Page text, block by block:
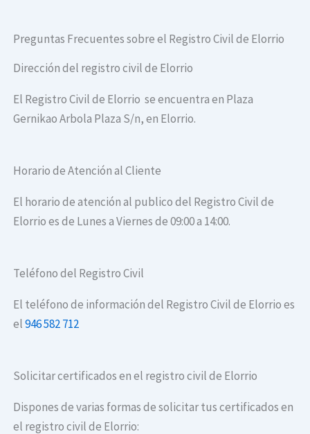
Preguntas Frecuentes sobre el Registro Civil de Elorrio
Dirección del registro civil de Elorrio
El Registro Civil de Elorrio se encuentra en Plaza
Gernikao Arbola Plaza S/n, en Elorrio.
Horario de Atención al Cliente
El horario de atención al publico del Registro Civil de
Elorrio es de Lunes a Viernes de 09:00 a 14:00.
Teléfono del Registro Civil
El teléfono de información del Registro Civil de Elorrio es
el946 582 712
Solicitar certificados en el registro civil de Elorrio
Dispones de varias formas de solicitar tus certificados en
el registro civil de Elorrio: